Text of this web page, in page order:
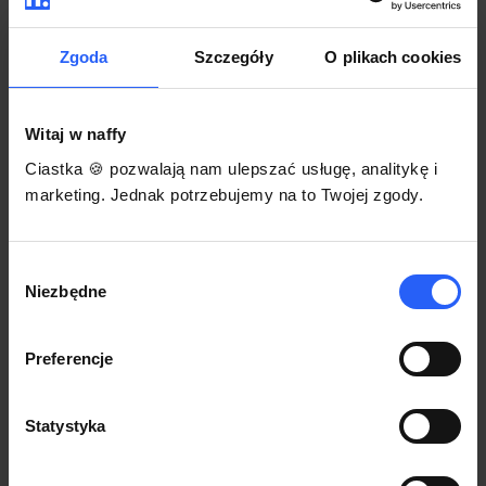
Zgoda Szczegóły O plikach cookies
Witaj w naffy
Ciastka 🍪 pozwalają nam ulepszać usługę, analitykę i
marketing. Jednak potrzebujemy na to Twojej zgody.
zgody
Niezbędne
Preferencje
Statystyka
Korzystaj na dowolnym urządzeniu z
przeglądarką Chrome
Włącz czasową promocję
3
Każdy produkt w naffy ma swój indywidualny link.
gdzie się nim podzielisz z odbiorcami.